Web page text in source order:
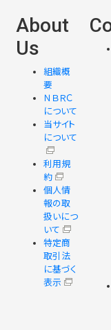
About
Us
組織概
要
ＮＢＲＣ
について
当サイト
について
利用規
約
個人情
報の取
扱いにつ
いて
特定商
取引法
に基づく
表示